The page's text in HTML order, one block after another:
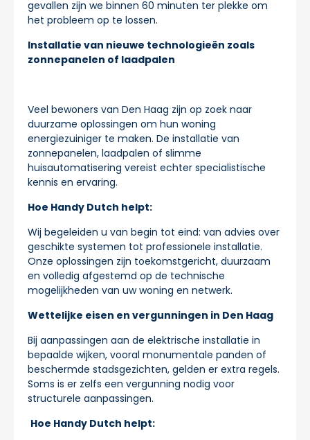
gevallen zijn we binnen 60 minuten ter plekke om
het probleem op te lossen.
Installatie van nieuwe technologieën zoals
zonnepanelen of laadpalen
Veel bewoners van Den Haag zijn op zoek naar
duurzame oplossingen om hun woning
energiezuiniger te maken. De installatie van
zonnepanelen, laadpalen of slimme
huisautomatisering vereist echter specialistische
kennis en ervaring.
Hoe Handy Dutch helpt:
Wij begeleiden u van begin tot eind: van advies over
geschikte systemen tot professionele installatie.
Onze oplossingen zijn toekomstgericht, duurzaam
en volledig afgestemd op de technische
mogelijkheden van uw woning en netwerk.
Wettelijke eisen en vergunningen in Den Haag
Bij aanpassingen aan de elektrische installatie in
bepaalde wijken, vooral monumentale panden of
beschermde stadsgezichten, gelden er extra regels.
Soms is er zelfs een vergunning nodig voor
structurele aanpassingen.
Hoe Handy Dutch helpt: